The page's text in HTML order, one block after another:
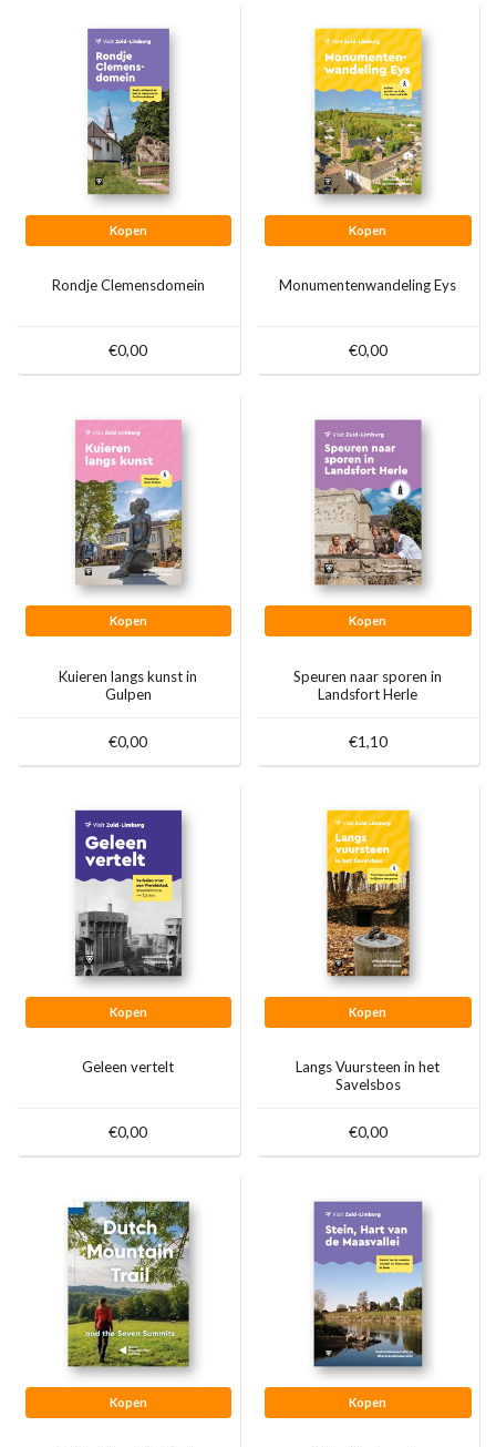
Kopen
Rondje Clemensdomein
€0,00
Kopen
Monumentenwandeling Eys
€0,00
Kopen
Kuieren langs kunst in
Gulpen
€0,00
Kopen
Speuren naar sporen in
Landsfort Herle
€1,10
Kopen
Geleen vertelt
€0,00
Kopen
Langs Vuursteen in het
Savelsbos
€0,00
Kopen Kopen